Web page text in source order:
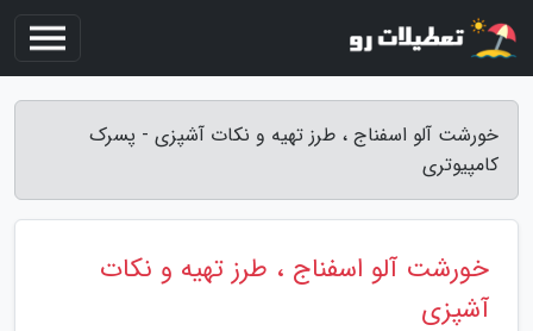
خورشت آلو اسفناج ، طرز تهیه و نکات آشپزی - پسرک
کامپیوتری
خورشت آلو اسفناج ، طرز تهیه و نکات
آشپزی